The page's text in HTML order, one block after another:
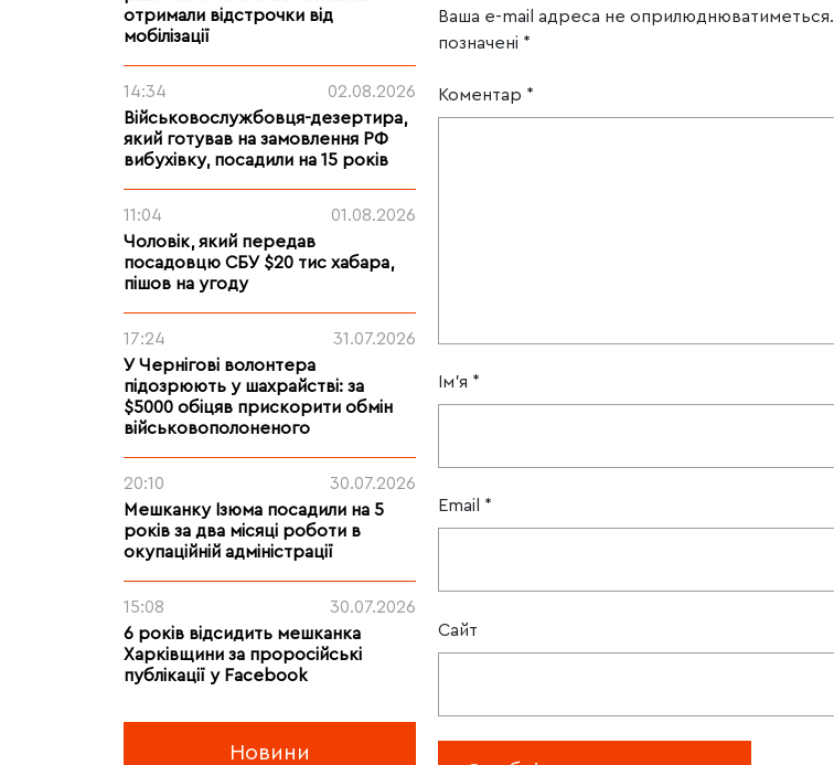
отримали відстрочки від
мобілізації
14:34
02.08.2026
Військовослужбовця-дезертира,
який готував на замовлення РФ
вибухівку, посадили на 15 років
11:04
01.08.2026
Чоловік, який передав
посадовцю СБУ $20 тис хабара,
пішов на угоду
17:24
31.07.2026
У Чернігові волонтера
підозрюють у шахрайстві: за
$5000 обіцяв прискорити обмін
військовополоненого
20:10
30.07.2026
Мешканку Ізюма посадили на 5
років за два місяці роботи в
окупаційній адміністрації
15:08
30.07.2026
6 років відсидить мешканка
Харківщини за проросійські
публікації у Facebook
Новини
Ваша e-mail адреса не оприлюднюватиметься.
позначені *
Коментар *
Ім'я *
Email *
Сайт